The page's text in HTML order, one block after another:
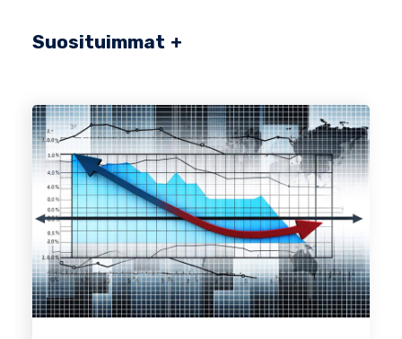
Suosituimmat